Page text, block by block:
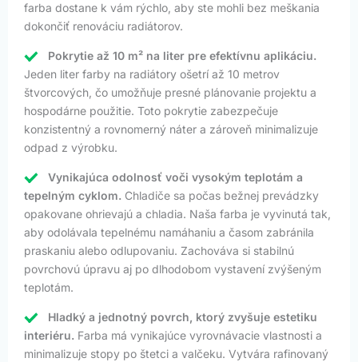
farba dostane k vám rýchlo, aby ste mohli bez meškania
dokončiť renováciu radiátorov.
Pokrytie až 10 m² na liter pre efektívnu aplikáciu.
Jeden liter farby na radiátory ošetrí až 10 metrov
štvorcových, čo umožňuje presné plánovanie projektu a
hospodárne použitie. Toto pokrytie zabezpečuje
konzistentný a rovnomerný náter a zároveň minimalizuje
odpad z výrobku.
Vynikajúca odolnosť voči vysokým teplotám a
tepelným cyklom. Chladiče sa počas bežnej prevádzky
opakovane ohrievajú a chladia. Naša farba je vyvinutá tak,
aby odolávala tepelnému namáhaniu a časom zabránila
praskaniu alebo odlupovaniu. Zachováva si stabilnú
povrchovú úpravu aj po dlhodobom vystavení zvýšeným
teplotám.
Hladký a jednotný povrch, ktorý zvyšuje estetiku
interiéru. Farba má vynikajúce vyrovnávacie vlastnosti a
minimalizuje stopy po štetci a valčeku. Vytvára rafinovaný